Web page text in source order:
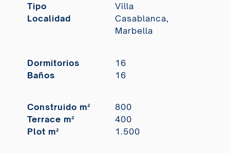
Tipo
Villa
Localidad
Casablanca,
Marbella
Dormitorios
16
Baños
16
Construido m²
800
Terrace m²
400
Plot m²
1.500